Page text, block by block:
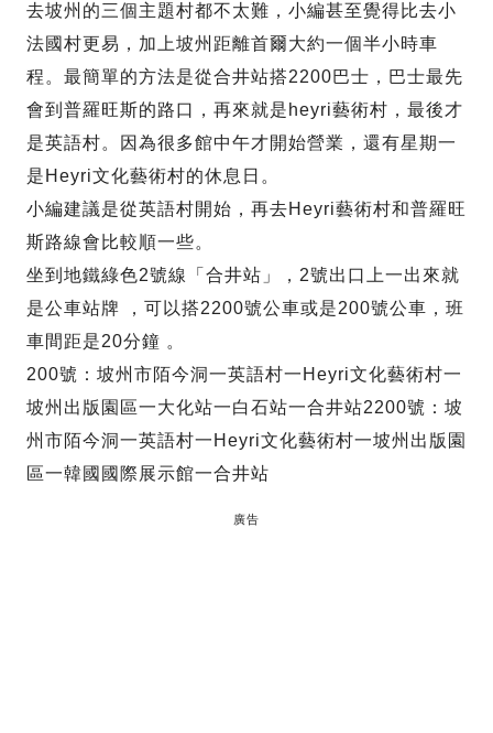
去坡州的三個主題村都不太難，小編甚至覺得比去小
法國村更易，加上坡州距離首爾大約一個半小時車
程。最簡單的方法是從合井站搭2200巴士，巴士最先
會到普羅旺斯的路口，再來就是heyri藝術村，最後才
是英語村。因為很多館中午才開始營業，還有星期一
是Heyri文化藝術村的休息日。
小編建議是從英語村開始，再去Heyri藝術村和普羅旺
斯路線會比較順一些。
坐到地鐵綠色2號線「合井站」，2號出口上一出來就
是公車站牌 ，可以搭2200號公車或是200號公車，班
車間距是20分鐘 。
200號：坡州市陌今洞一英語村一Heyri文化藝術村一
坡州出版園區一大化站一白石站一合井站2200號：坡
州市陌今洞一英語村一Heyri文化藝術村一坡州出版園
區一韓國國際展示館一合井站
廣告